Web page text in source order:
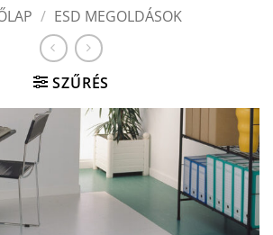
/ ESD MEGOLDÁSOK
SZŰRÉS